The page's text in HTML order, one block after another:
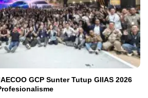
GCP Sunter Tutup GIIAS 2026